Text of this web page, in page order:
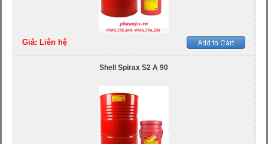
Giá: Liên hệ
Shell Spirax S2 A 90